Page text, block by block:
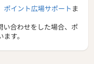
ポイント広場サポート ま
い合わせをした場合、ポ
す。